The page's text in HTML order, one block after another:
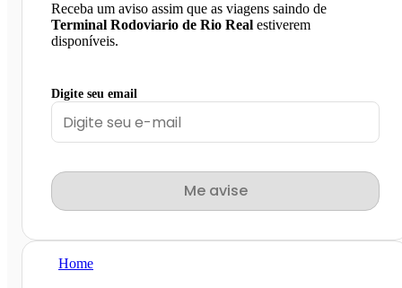
Receba um aviso assim que as viagens saindo de
Terminal Rodoviario de Rio Real estiverem
disponíveis.
Digite seu email
Me avise
Home